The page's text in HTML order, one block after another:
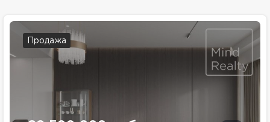
Продажа